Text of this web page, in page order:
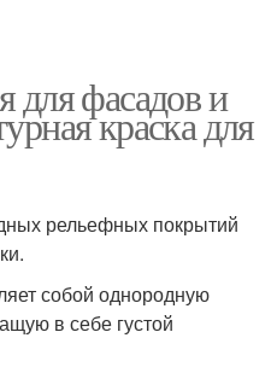
для фасадов и
краска для
рельефных покрытий
собой однородную
в себе густой